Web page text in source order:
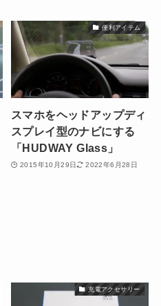
便利アイテム
スマホをヘッドアップディ
スプレイ型のナビにする
「HUDWAY Glass」
2015年10月29日 2022年6月28日
充電アクセサリー